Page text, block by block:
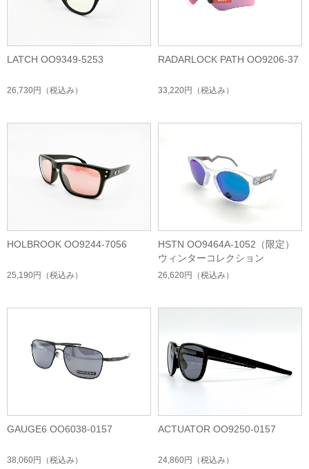
LATCH OO9349-5253
26,730円 （税込み）
RADARLOCK PATH OO9206-37
33,220円 （税込み）
HOLBROOK OO9244-7056
25,190円 （税込み）
HSTN OO9464A-1052（限定）
ウィンターコレクション
26,620円 （税込み）
GAUGE6 OO6038-0157
38,060円 （税込み）
ACTUATOR OO9250-0157
24,860円 （税込み）